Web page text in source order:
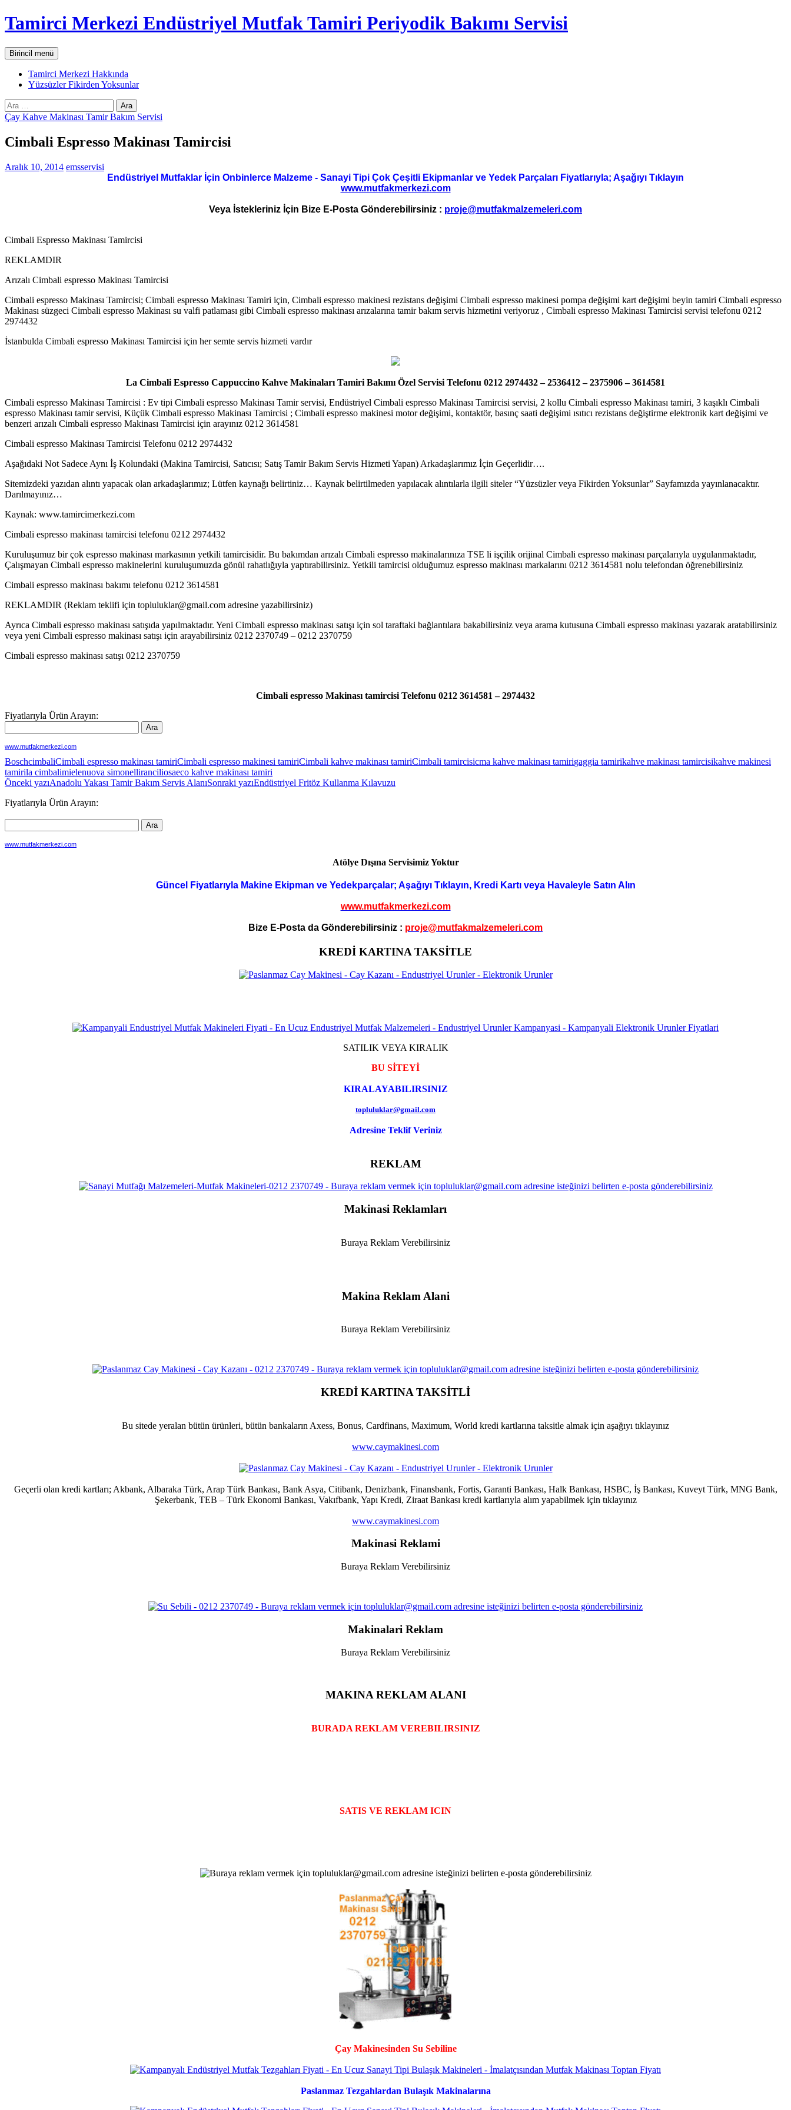
İçeriğe
atla
Tamirci Merkezi Endüstriyel Mutfak Tamiri Periyodik Bakımı Servisi
AraBirincil menü
Tamirci Merkezi Hakkında
Yüzsüzler Fikirden Yoksunlar
Arama:
Çay Kahve Makinası Tamir Bakım Servisi
Cimbali Espresso Makinası Tamircisi
Aralık 10, 2014 emsservisi
Endüstriyel Mutfaklar İçin Onbinlerce Malzeme - Sanayi Tipi Çok Çeşitli Ekipmanlar ve Yedek Parçaları Fiyatlarıyla; Aşağıyı Tıklayın
www.mutfakmerkezi.com
Veya İstekleriniz İçin Bize E-Posta Gönderebilirsiniz : proje@mutfakmalzemeleri.com
Cimbali Espresso Makinası Tamircisi
REKLAMDIR
Arızalı Cimbali espresso Makinası Tamircisi
Cimbali espresso Makinası Tamircisi; Cimbali espresso Makinası Tamiri için, Cimbali espresso makinesi rezistans değişimi Cimbali espresso makinesi pompa değişimi kart değişimi beyin tamiri Cimbali espresso
Makinası süzgeci Cimbali espresso Makinası su valfi patlaması gibi Cimbali espresso makinası arızalarına tamir bakım servis hizmetini veriyoruz , Cimbali espresso Makinası Tamircisi servisi telefonu 0212
2974432
İstanbulda Cimbali espresso Makinası Tamircisi için her semte servis hizmeti vardır
La Cimbali Espresso Cappuccino Kahve Makinaları Tamiri Bakımı Özel Servisi Telefonu 0212 2974432 – 2536412 – 2375906 – 3614581
Cimbali espresso Makinası Tamircisi : Ev tipi Cimbali espresso Makinası Tamir servisi, Endüstriyel Cimbali espresso Makinası Tamircisi servisi, 2 kollu Cimbali espresso Makinası tamiri, 3 kaşıklı Cimbali
espresso Makinası tamir servisi, Küçük Cimbali espresso Makinası Tamircisi ; Cimbali espresso makinesi motor değişimi, kontaktör, basınç saati değişimi ısıtıcı rezistans değiştirme elektronik kart değişimi ve
benzeri arızalı Cimbali espresso Makinası Tamircisi için arayınız 0212 3614581
Cimbali espresso Makinası Tamircisi Telefonu 0212 2974432
Aşağıdaki Not Sadece Aynı İş Kolundaki (Makina Tamircisi, Satıcısı; Satış Tamir Bakım Servis Hizmeti Yapan) Arkadaşlarımız İçin Geçerlidir….
Sitemizdeki yazıdan alıntı yapacak olan arkadaşlarımız; Lütfen kaynağı belirtiniz… Kaynak belirtilmeden yapılacak alıntılarla ilgili siteler “Yüzsüzler veya Fikirden Yoksunlar” Sayfamızda yayınlanacaktır.
Darılmayınız…
Kaynak: www.tamircimerkezi.com
Cimbali espresso makinası tamircisi telefonu 0212 2974432
Kuruluşumuz bir çok espresso makinası markasının yetkili tamircisidir. Bu bakımdan arızalı Cimbali espresso makinalarınıza TSE li işçilik orijinal Cimbali espresso makinası parçalarıyla uygulanmaktadır,
Çalışmayan Cimbali espresso makinelerini kuruluşumuzda gönül rahatlığıyla yaptırabilirsiniz. Yetkili tamircisi olduğumuz espresso makinası markalarını 0212 3614581 nolu telefondan öğrenebilirsiniz
Cimbali espresso makinası bakımı telefonu 0212 3614581
REKLAMDIR (Reklam teklifi için topluluklar@gmail.com adresine yazabilirsiniz)
Ayrıca Cimbali espresso makinası satışıda yapılmaktadır. Yeni Cimbali espresso makinası satışı için sol taraftaki bağlantılara bakabilirsiniz veya arama kutusuna Cimbali espresso makinası yazarak aratabilirsiniz
veya yeni Cimbali espresso makinası satışı için arayabilirsiniz 0212 2370749 – 0212 2370759
Cimbali espresso makinası satışı 0212 2370759
Cimbali espresso Makinası tamircisi Telefonu 0212 3614581 – 2974432
Fiyatlarıyla Ürün Arayın:
www.mutfakmerkezi.com
BoschcimbaliCimbali espresso makinası tamiriCimbali espresso makinesi tamiriCimbali kahve makinası tamiriCimbali tamircisicma kahve makinası tamirigaggia tamirikahve makinası tamircisikahve makinesi
tamirila cimbalimielenuova simonelliranciliosaeco kahve makinası tamiri
Yazı
dolaşımı
Önceki yazıAnadolu Yakası Tamir Bakım Servis AlanıSonraki yazıEndüstriyel Fritöz Kullanma Kılavuzu
Fiyatlarıyla Ürün Arayın:
www.mutfakmerkezi.com
Atölye Dışına Servisimiz Yoktur
Güncel Fiyatlarıyla Makine Ekipman ve Yedekparçalar; Aşağıyı Tıklayın, Kredi Kartı veya Havaleyle Satın Alın
www.mutfakmerkezi.com
Bize E-Posta da Gönderebilirsiniz : proje@mutfakmalzemeleri.com
KREDİ KARTINA TAKSİTLE
SATILIK VEYA KIRALIK
BU SİTEYİ
KIRALAYABILIRSINIZ
topluluklar@gmail.com
Adresine Teklif Veriniz
REKLAM
Makinasi Reklamları
Buraya Reklam Verebilirsiniz
Makina Reklam Alani
Buraya Reklam Verebilirsiniz
KREDİ KARTINA TAKSİTLİ
Bu sitede yeralan bütün ürünleri, bütün bankaların Axess, Bonus, Cardfinans, Maximum, World kredi kartlarına taksitle almak için aşağıyı tıklayınız
www.caymakinesi.com
Geçerli olan kredi kartları; Akbank, Albaraka Türk, Arap Türk Bankası, Bank Asya, Citibank, Denizbank, Finansbank, Fortis, Garanti Bankası, Halk Bankası, HSBC, İş Bankası, Kuveyt Türk, MNG Bank,
Şekerbank, TEB – Türk Ekonomi Bankası, Vakıfbank, Yapı Kredi, Ziraat Bankası kredi kartlarıyla alım yapabilmek için tıklayınız
www.caymakinesi.com
Makinasi Reklami
Buraya Reklam Verebilirsiniz
Makinalari Reklam
Buraya Reklam Verebilirsiniz
MAKINA REKLAM ALANI
BURADA REKLAM VEREBILIRSINIZ
SATIS VE REKLAM ICIN
Çay Makinesinden Su Sebiline
Paslanmaz Tezgahlardan Bulaşık Makinalarına